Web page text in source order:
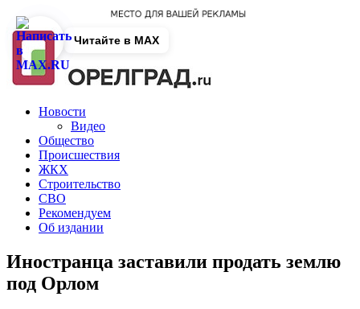
Новости
Видео
Общество
Происшествия
ЖКХ
Строительство
СВО
Рекомендуем
Об издании
Иностранца заставили продать землю
под Орлом
Читайте в MAX